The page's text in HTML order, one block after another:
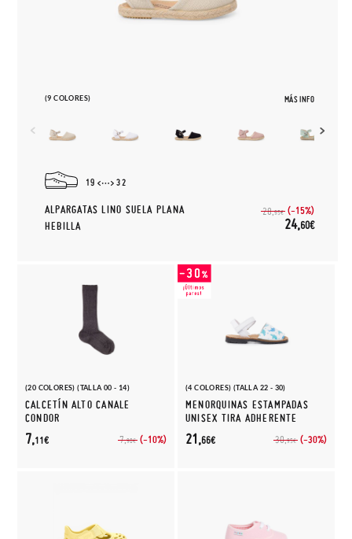
(9 COLORES) MÁS INFO
19 32
ALPARGATAS LINO SUELA PLANA
HEBILLA
28,95€ (-15%)
24,60€
(20 COLORES) (TALLA 00 - 14)
CALCETÍN ALTO CANALE
CONDOR
7,90€ (-10%)
7,11€
(4 COLORES) (TALLA 22 - 30)
MENORQUINAS ESTAMPADAS
UNISEX TIRA ADHERENTE
30,95€ (-30%)
21,66€